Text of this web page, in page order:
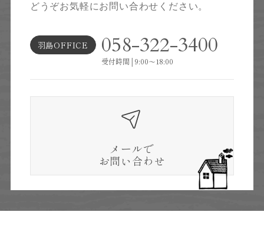
どうぞお気軽にお問い合わせください。
羽島OFFICE 058-322-3400
受付時間│9:00～18:00
メールで
お問い合わせ